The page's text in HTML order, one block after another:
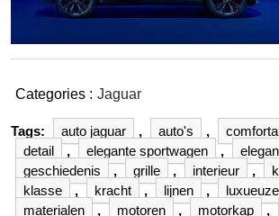
Categories : Jaguar
Tags: auto jaguar , auto's ,
detail
, elegante sportwagen ,
geschiedenis
, grille , interieur ,
klasse
, kracht , lijnen ,
materialen
, motoren , motorkap ,